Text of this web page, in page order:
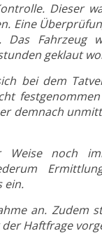
Dieser
Eine
Fahrzeug
geklaut
bei dem
demnach
Weise noch
ein.
an. Zudem
Haftfrage